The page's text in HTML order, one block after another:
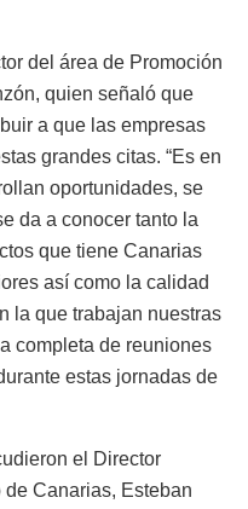
del área de Promoción
quien señaló que
a que las empresas
grandes citas. “Es en
oportunidades, se
da a conocer tanto la
que tiene Canarias
así como la calidad
la que trabajan nuestras
completa de reuniones
estas jornadas de
el Director
Canarias, Esteban